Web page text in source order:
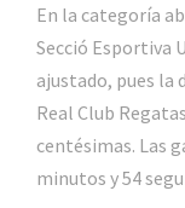
En la categoría
Secció Esportiva
ajustado, pues la
Real Club
centésimas. Las
minutos y 54